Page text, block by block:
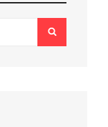
SEARCH